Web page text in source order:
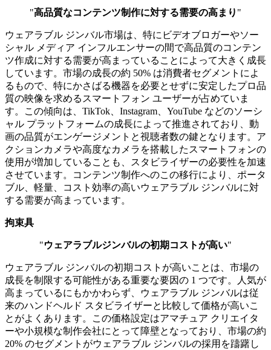
"高品質なコンテンツ制作に対する需要の高まり "
ウェアラブル ジンバル市場は、特にビデオブロガーやソー
シャル メディア インフルエンサーの間で高品質のコンテン
ツ作成に対する需要が高まっていることによって大きく成長
しています。市場の成長の約 50% は消費者セグメントによ
るもので、特にかさばる機器を必要とせずに安定したプロ品
質の映像を求めるスマートフォン ユーザーが占めていま
す。この傾向は、TikTok、Instagram、YouTube などのソーシ
ャル プラットフォームの成長によって推進されており、動
画の品質がエンゲージメントと視聴者数の鍵となります。ア
クションカメラや高度なカメラを搭載したスマートフォンの
使用が増加していることも、スタビライザーの必要性を加速
させています。コンテンツ制作へのこの移行により、ポータ
ブル、軽量、コスト効率の高いウェアラブル ジンバルに対
する需要が高まっています。
拘束具
"ウェアラブルジンバルの初期コストが高い"
ウェアラブル ジンバルの初期コストが高いことは、市場の
成長を制限する可能性がある重要な要因の 1 つです。人気が
高まっているにもかかわらず、ウェアラブル ジンバルは従
来のハンドヘルド スタビライザーと比較して価格が高いこ
とがよくあります。この価格設定はアマチュア クリエイタ
ーや小規模な制作会社にとって障壁となっており、市場の約
20% のセグメントがウェアラブル ジンバルの採用を躊躇し